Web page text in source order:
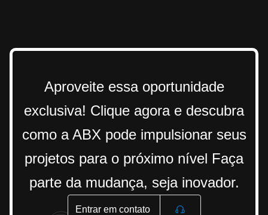
Aproveite essa oportunidade
exclusiva! Clique agora e descubra
como a ABX pode impulsionar seus
projetos para o próximo nível Faça
parte da mudança, seja inovador.
Entrar em contato